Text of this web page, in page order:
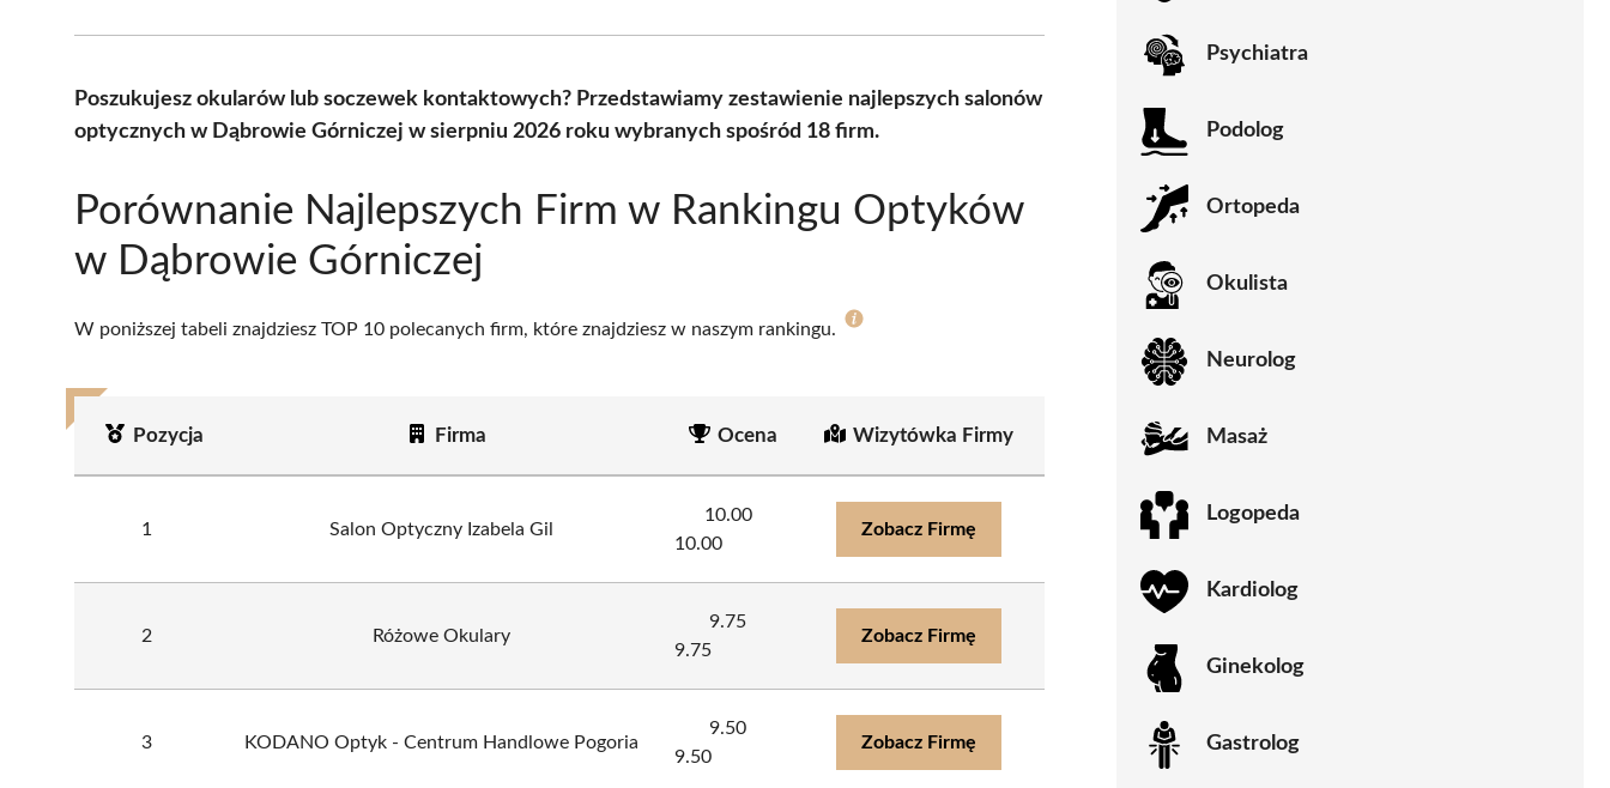
(Twitter)
Poszukujesz okularów lub soczewek kontaktowych? Przedstawiamy zestawienie najlepszych salonów
optycznych w Dąbrowie Górniczej w sierpniu 2026 roku wybranych spośród 18 firm.
Porównanie Najlepszych Firm w Rankingu Optyków
w Dąbrowie Górniczej
W poniższej tabeli znajdziesz TOP 10 polecanych firm, które znajdziesz w naszym rankingu.
Pozycja Firma Ocena Wizytówka Firmy
1 Salon Optyczny Izabela Gil
10.00
10.00
Zobacz Firmę
2 Różowe Okulary
9.75
9.75
Zobacz Firmę
3 KODANO Optyk - Centrum Handlowe Pogoria
9.50
9.50
Zobacz Firmę
Psychiatra
Podolog
Ortopeda
Okulista
Neurolog
Masaż
Logopeda
Kardiolog
Ginekolog
Gastrolog